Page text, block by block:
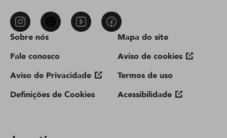
Sobre nós
Fale conosco
Aviso de Privacidade
Definições de Cookies
Mapa do site
Aviso de cookies
Termos de uso
Acessibilidade